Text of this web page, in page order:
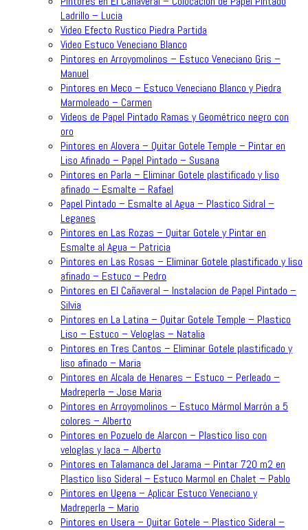
Ladrillo – Lucia
Video Efecto Rustico Piedra Partida
Video Estuco Veneciano Blanco
Pintores en Arroyomolinos – Estuco Veneciano Gris –
Manuel
Pintores en Meco – Estuco Veneciano Blanco y Piedra
Marmoleado – Carmen
Videos de Papel Pintado Ramas y Geométrico negro con
oro
Pintores en Alovera – Quitar Gotele Temple – Pintar en
Liso Afinado – Papel Pintado – Susana
Pintores en Parla – Eliminar Gotele plastificado y liso
afinado – Esmalte – Rafael
Papel Pintado – Esmalte al Agua – Plastico Sidral –
Leganes
Pintores en Las Rozas – Quitar Gotele y Pintar en
Esmalte al Agua – Patricia
Pintores en Las Rosas – Eliminar Gotele plastificado y liso
afinado – Estuco – Pedro
Pintores en El Cañaveral – Instalacion de Papel Pintado –
Silvia
Pintores en La Latina – Quitar Gotele Temple – Plastico
Liso – Estuco – Veloglas – Natalia
Pintores en Tres Cantos – Eliminar Gotele plastificado y
liso afinado – Maria
Pintores en Alcala de Henares – Estuco – Perleado –
Madreperla – Jose Maria
Pintores en Arroyomolinos – Estuco Mármol Marrón a 5
colores – Alberto
Pintores en Pozuelo de Alarcon – Plastico liso con
veloglas y laca – Alberto
Pintores en Talamanca del Jarama – Pintar 720 m2 en
Plastico liso Sideral – Estuco Marmol en Chalet – Pablo
Pintores en Ugena – Aplicar Estuco Veneciano y
Madreperla – Mario
Pintores en Usera – Quitar Gotele – Plastico Sideral –